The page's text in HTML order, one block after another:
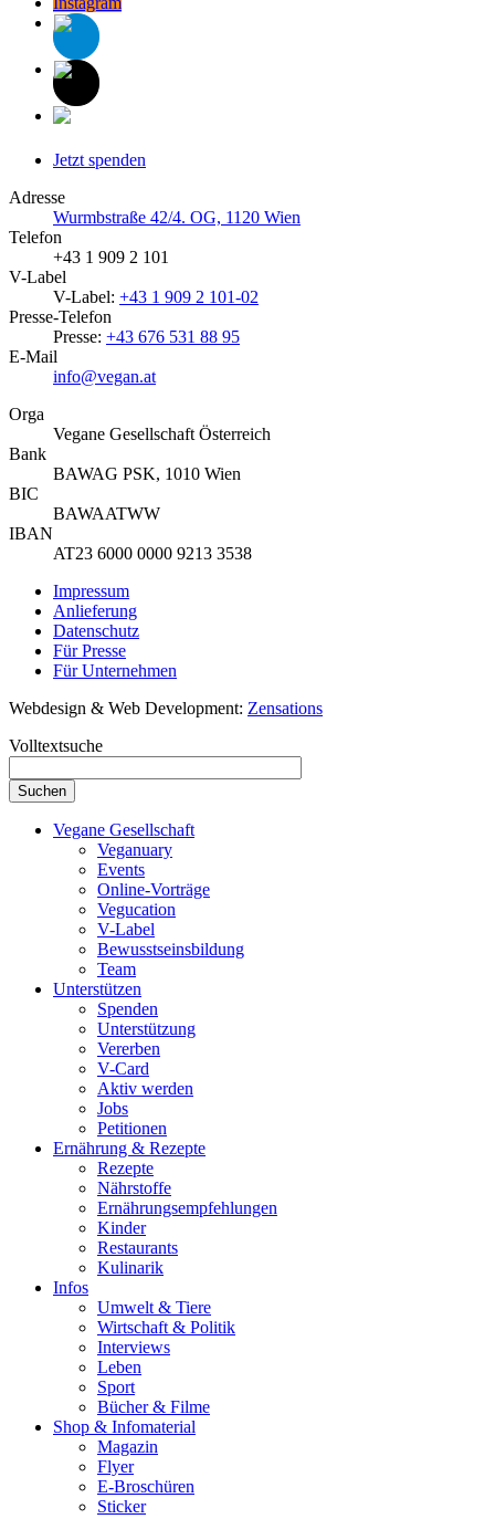
Jetzt spenden
Adresse
Wurmbstraße 42/4. OG, 1120 Wien
Telefon
+43 1 909 2 101
V-Label
V-Label: +43 1 909 2 101-02
Presse-Telefon
Presse: +43 676 531 88 95
E-Mail
info@vegan.at
Orga
Vegane Gesellschaft Österreich
Bank
BAWAG PSK, 1010 Wien
BIC
BAWAATWW
IBAN
AT23 6000 0000 9213 3538
Impressum
Anlieferung
Datenschutz
Für Presse
Für Unternehmen
Webdesign & Web Development: Zensations
Volltextsuche
Vegane Gesellschaft
Veganuary
Events
Online-Vorträge
Vegucation
V-Label
Bewusstseinsbildung
Team
Unterstützen
Spenden
Unterstützung
Vererben
V-Card
Aktiv werden
Jobs
Petitionen
Ernährung & Rezepte
Rezepte
Nährstoffe
Ernährungsempfehlungen
Kinder
Restaurants
Kulinarik
Infos
Umwelt & Tiere
Wirtschaft & Politik
Interviews
Leben
Sport
Bücher & Filme
Shop & Infomaterial
Magazin
Flyer
E-Broschüren
Sticker